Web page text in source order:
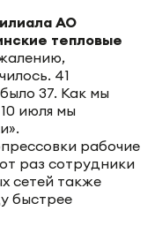
АО
тепловые
41
37. Как мы
июля мы
рабочие
раз сотрудники
сетей также
быстрее